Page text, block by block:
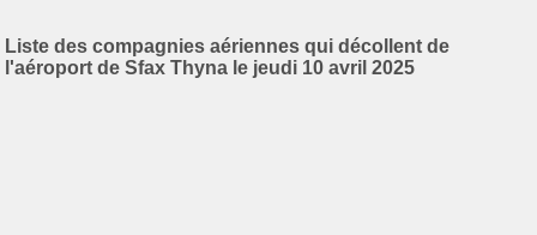
Liste des compagnies aériennes qui décollent de
l'aéroport de Sfax Thyna le jeudi 10 avril 2025